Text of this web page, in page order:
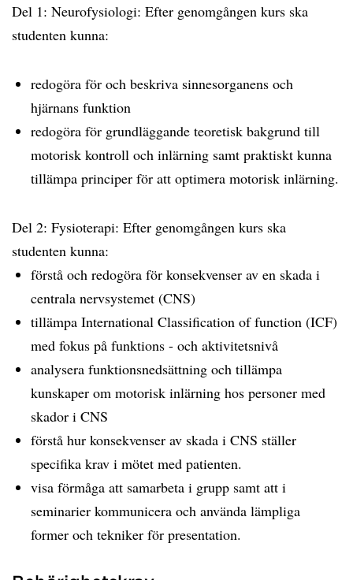
Del 1: Neurofysiologi: Efter genomgången kurs ska
studenten kunna:
redogöra för och beskriva sinnesorganens och
hjärnans funktion
redogöra för grundläggande teoretisk bakgrund till
motorisk kontroll och inlärning samt praktiskt kunna
tillämpa principer för att optimera motorisk inlärning.
Del 2: Fysioterapi: Efter genomgången kurs ska
studenten kunna:
förstå och redogöra för konsekvenser av en skada i
centrala nervsystemet (CNS)
tillämpa International Classification of function (ICF)
med fokus på funktions - och aktivitetsnivå
analysera funktionsnedsättning och tillämpa
kunskaper om motorisk inlärning hos personer med
skador i CNS
förstå hur konsekvenser av skada i CNS ställer
specifika krav i mötet med patienten.
visa förmåga att samarbeta i grupp samt att i
seminarier kommunicera och använda lämpliga
former och tekniker för presentation.